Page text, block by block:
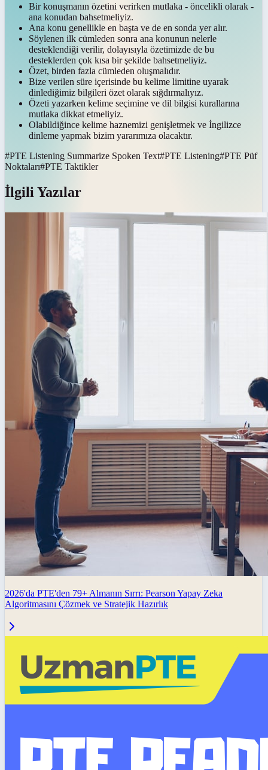
Bir konuşmanın özetini verirken mutlaka - öncelikli olarak -
ana konudan bahsetmeliyiz.
Ana konu genellikle en başta ve de en sonda yer alır.
Söylenen ilk cümleden sonra ana konunun nelerle
desteklendiği verilir, dolayısıyla özetimizde de bu
desteklerden çok kısa bir şekilde bahsetmeliyiz.
Özet, birden fazla cümleden oluşmalıdır.
Bize verilen süre içerisinde bu kelime limitine uyarak
dinlediğimiz bilgileri özet olarak sığdırmalıyız.
Özeti yazarken kelime seçimine ve dil bilgisi kurallarına
mutlaka dikkat etmeliyiz.
Olabildiğince kelime haznemizi genişletmek ve İngilizce
dinleme yapmak bizim yararımıza olacaktır.
#PTE Listening Summarize Spoken Text#PTE Listening#PTE Püf
Noktaları#PTE Taktikler
İlgili Yazılar
2026'da PTE'den 79+ Almanın Sırrı: Pearson Yapay Zeka
Algoritmasını Çözmek ve Stratejik Hazırlık